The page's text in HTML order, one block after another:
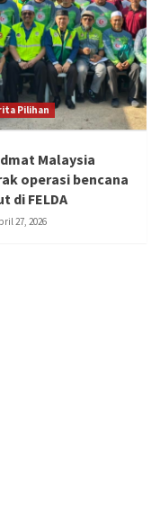
Pilihan
Malaysia
operasi bencana
di FELDA
27, 2026